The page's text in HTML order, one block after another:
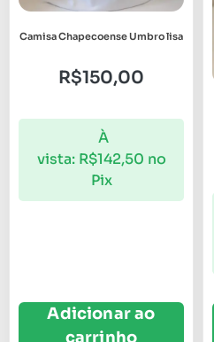
Camisa Chapecoense Umbro lisa
R$150,00
À
vista: R$142,50 no
Pix
Adicionar ao
carrinho